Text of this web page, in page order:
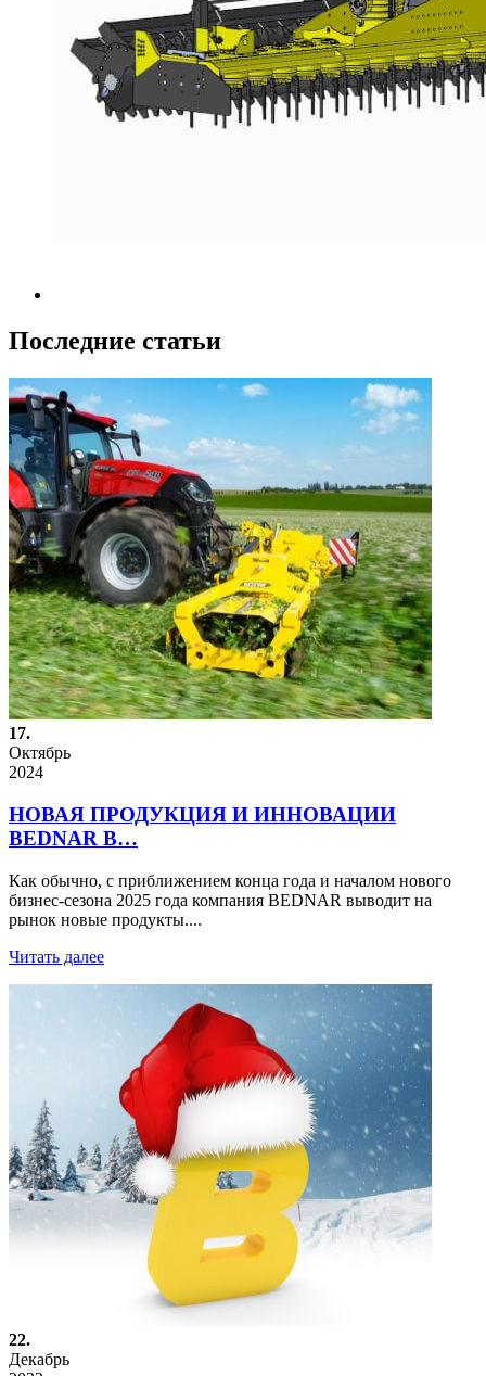
Последние статьи
17.
Октябрь
2024
НОВАЯ ПРОДУКЦИЯ И ИННОВАЦИИ
BEDNAR В…
Как обычно, с приближением конца года и началом нового
бизнес-сезона 2025 года компания BEDNAR выводит на
рынок новые продукты....
Читать далее
22.
Декабрь